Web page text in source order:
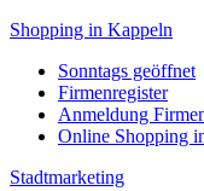
Shopping in Kappeln
Sonntags geöffnet
Firmenregister
Anmeldung
Online Shopping
Stadtmarketing